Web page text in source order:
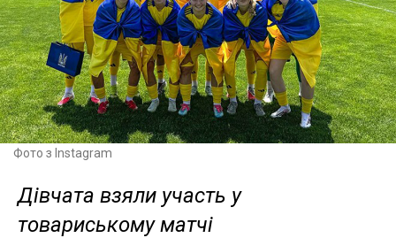
Фото з Instagram
Дівчата взяли участь у
товариському матчі